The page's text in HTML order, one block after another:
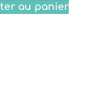
au panier